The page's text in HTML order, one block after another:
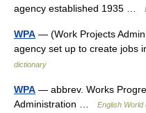
agency established 1935 …
WPA — (Work Projects
agency set up to create
dictionary
WPA — abbrev. Works
Administration …
English World